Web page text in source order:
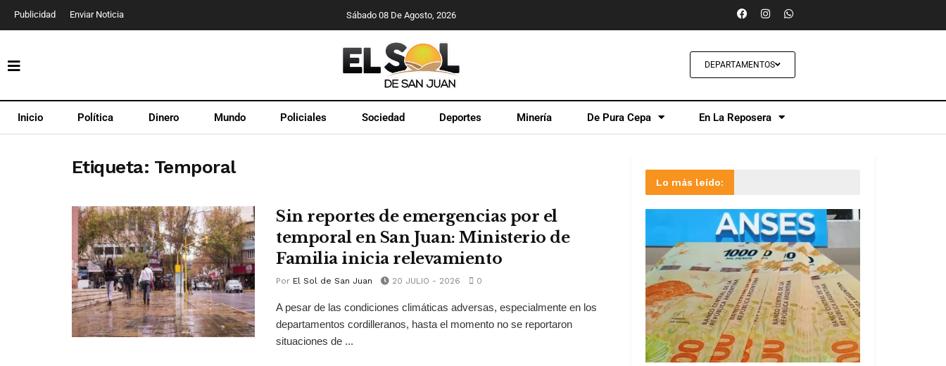
Publicidad Enviar Noticia Sábado 08 De Agosto, 2026
DEPARTAMENTOS
Inicio Política Dinero Mundo Policiales Sociedad Deportes Minería De Pura Cepa En La Reposera
Etiqueta: Temporal
Sin reportes de emergencias por el
temporal en San Juan: Ministerio de
Familia inicia relevamiento
Por El Sol de San Juan 20 JULIO - 2026 0
A pesar de las condiciones climáticas adversas, especialmente en los
departamentos cordilleranos, hasta el momento no se reportaron
situaciones de ...
Lo más leído: